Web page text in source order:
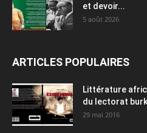
et devoir...
5 août 2026
ARTICLES POPULAIRES
Littérature
du lectorat
29 mai 2016